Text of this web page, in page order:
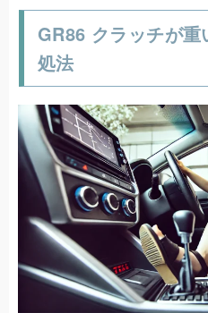
GR86 クラッチが
処法